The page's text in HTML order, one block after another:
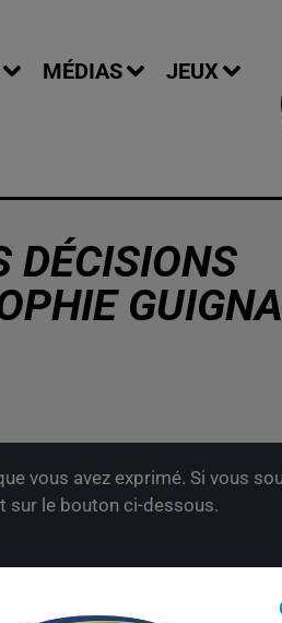
MÉDIAS JEUX
DÉCISIONS
vous avez exprimé. Si vous
sur le bouton ci-dessous.